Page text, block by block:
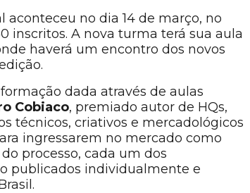
no dia 14 de março, no
inscritos. A nova turma terá sua aula
haverá um encontro dos novos
dada através de aulas
Cobiaco, premiado autor de HQs,
técnicos, criativos e mercadológicos
ingressarem no mercado como
processo, cada um dos
publicados individualmente e